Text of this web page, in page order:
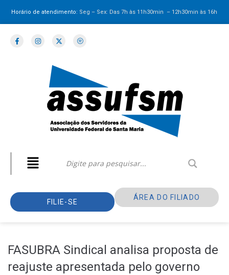
Horário de atendimento: Seg – Sex: Das 7h às 11h30min – 12h30minàs 16h
FILIE-SE
ÁREA DO FILIADO
FASUBRA Sindical analisa proposta de
reajuste apresentada pelo governo